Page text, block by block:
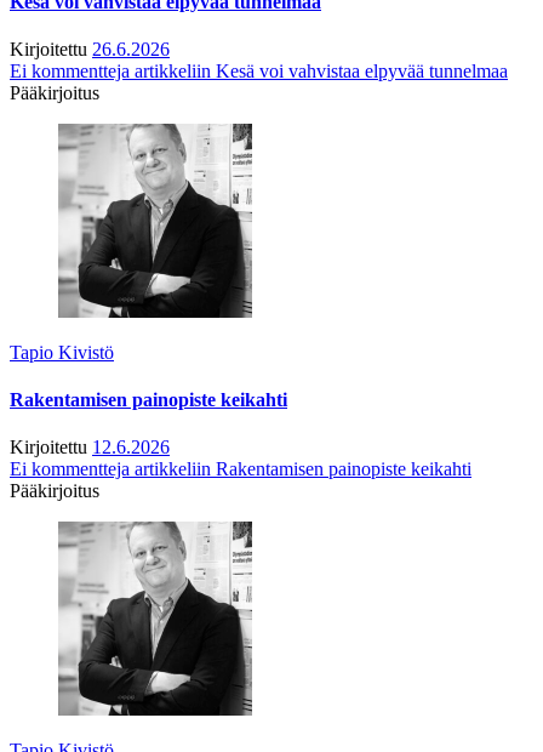
Kirjoitettu 26.6.2026
Ei kommentteja artikkeliin Kesä voi vahvistaa elpyvää tunnelmaa
Pääkirjoitus
Tapio Kivistö
Rakentamisen painopiste keikahti
Kirjoitettu 12.6.2026
Ei kommentteja artikkeliin Rakentamisen painopiste keikahti
Pääkirjoitus